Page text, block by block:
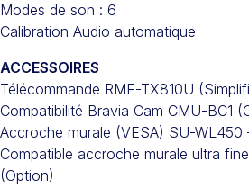
Modes de son : 6
Calibration Audio automatique
ACCESSOIRES
Télécommande RMF-TX810U
Compatibilité Bravia Cam CMU-BC1
Accroche murale (VESA) SU-
Compatible accroche murale ultra
(Option)